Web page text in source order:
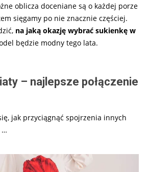
oblicza doceniane są o każdej porze
sięgamy po nie znacznie częściej.
na jaką okazję wybrać sukienkę w
będzie modny tego lata.
– najlepsze połączenie
jak przyciągnąć spojrzenia innych
…